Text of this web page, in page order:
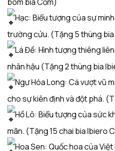
Hạc: Biểu tượng của sự
trường cửu. (Tặng 5 thùng
Lá Đề: Hình tượng thiêng
nhân hậu (Tặng 2 thùng bia
Ngư Hóa Long: Cá vượt vũ
cho sự kiên định và đột phá.
Hồ Lô: Biểu tượng của sức
mãn. (Tặng 15 chai bia Ibiero
Hoa Sen: Quốc hoa của